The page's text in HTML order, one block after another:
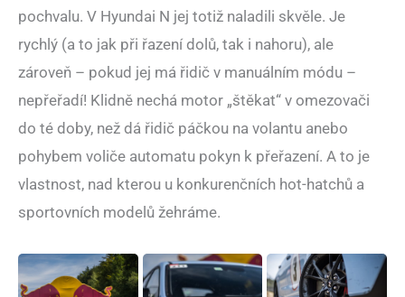
pochvalu. V Hyundai N jej totiž naladili skvěle. Je
rychlý (a to jak při řazení dolů, tak i nahoru), ale
zároveň – pokud jej má řidič v manuálním módu –
nepřeřadí! Klidně nechá motor „štěkat“ v omezovači
do té doby, než dá řidič páčkou na volantu anebo
pohybem voliče automatu pokyn k přeřazení. A to je
vlastnost, nad kterou u konkurenčních hot-hatchů a
sportovních modelů žehráme.